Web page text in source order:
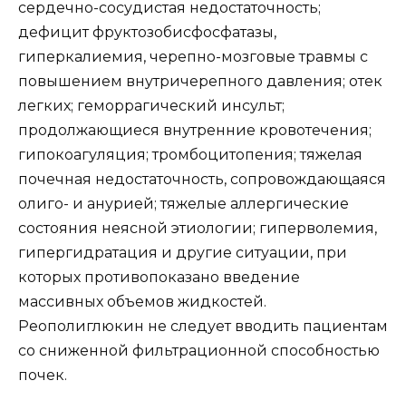
сердечно-сосудистая недостаточность;
дефицит фруктозобисфосфатазы,
гиперкалиемия, черепно-мозговые травмы с
повышением внутричерепного давления; отек
легких; геморрагический инсульт;
продолжающиеся внутренние кровотечения;
гипокоагуляция; тромбоцитопения; тяжелая
почечная недостаточность, сопровождающаяся
олиго- и анурией; тяжелые аллергические
состояния неясной этиологии; гиперволемия,
гипергидратация и другие ситуации, при
которых противопоказано введение
массивных объемов жидкостей.
Реополиглюкин не следует вводить пациентам
со сниженной фильтрационной способностью
почек.